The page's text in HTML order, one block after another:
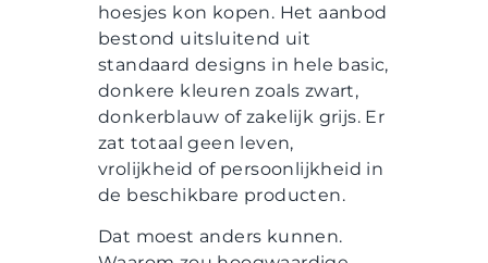
hoesjes kon kopen. Het aanbod
bestond uitsluitend uit
standaard designs in hele basic,
donkere kleuren zoals zwart,
donkerblauw of zakelijk grijs. Er
zat totaal geen leven,
vrolijkheid of persoonlijkheid in
de beschikbare producten.
Dat moest anders kunnen.